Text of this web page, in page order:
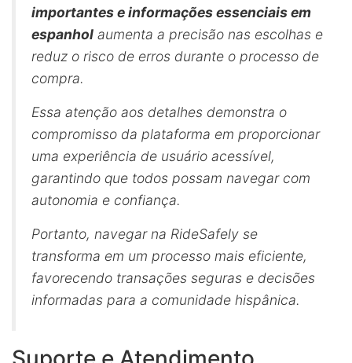
importantes e informações essenciais em
espanhol aumenta a precisão nas escolhas e
reduz o risco de erros durante o processo de
compra.
Essa atenção aos detalhes demonstra o
compromisso da plataforma em proporcionar
uma experiência de usuário acessível,
garantindo que todos possam navegar com
autonomia e confiança.
Portanto, navegar na RideSafely se
transforma em um processo mais eficiente,
favorecendo transações seguras e decisões
informadas para a comunidade hispânica.